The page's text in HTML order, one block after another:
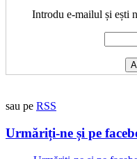
Introdu e-mailul și ești
sau pe RSS
Urmăriți-ne și pe